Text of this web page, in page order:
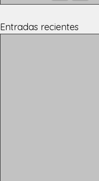
Entradas recientes